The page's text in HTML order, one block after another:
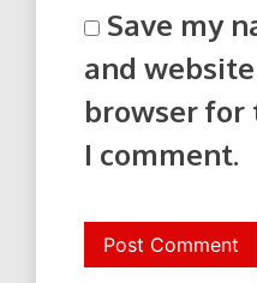
Save my
and
browser
I comment.